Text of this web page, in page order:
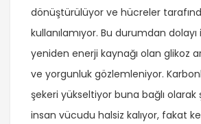
dönüştürülüyor ve hücreler
kullanılamıyor. Bu durumdan
yeniden enerji kaynağı olan glikoz
ve yorgunluk gözlemleniyor.
şekeri yükseltiyor buna bağlı olarak
insan vücudu halsiz kalıyor, fakat